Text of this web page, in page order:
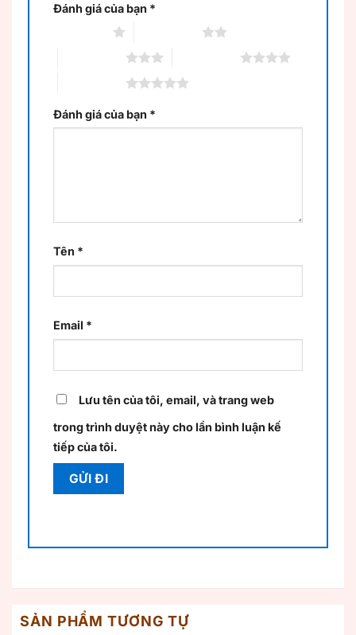
Đánh giá của bạn *
Đánh giá của bạn *
Tên *
Email *
Lưu tên của tôi, email, và trang web
trong trình duyệt này cho lần bình luận kế
tiếp của tôi.
SẢN PHẨM TƯƠNG TỰ